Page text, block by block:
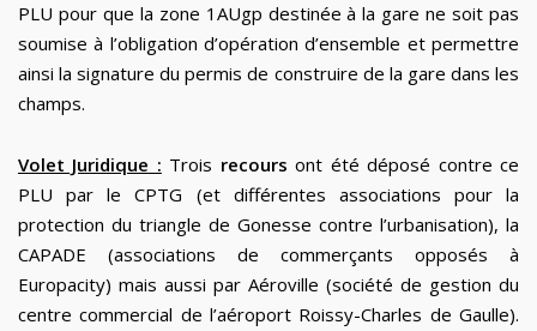
PLU pour que la zone 1AUgp destinée à la gare ne soit pas
soumise à l’obligation d’opération d’ensemble et permettre
ainsi la signature du permis de construire de la gare dans les
champs.
Volet Juridique : Trois recours ont été déposé contre ce
PLU par le CPTG (et différentes associations pour la
protection du triangle de Gonesse contre l’urbanisation), la
CAPADE (associations de commerçants opposés à
Europacity) mais aussi par Aéroville (société de gestion du
centre commercial de l’aéroport Roissy-Charles de Gaulle).